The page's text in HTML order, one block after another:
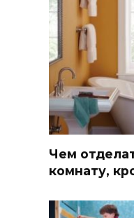
Чем
комнату,